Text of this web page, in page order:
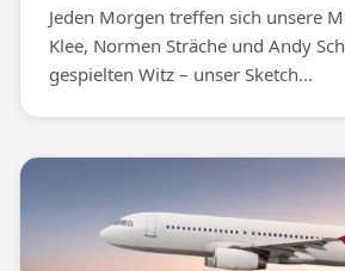
Jeden Morgen treffen sich unsere
Klee, Normen Sträche und Andy
gespielten Witz – unser Sketch...